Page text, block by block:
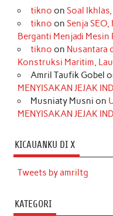
tikno on Soal
tikno on Senja
Berganti Menjadi Mesin
tikno on Nusantara
Konstruksi Maritim,
Amril Taufik Gobel
MENYISAKAN JEJAK
Musniaty Musni on
MENYISAKAN JEJAK
KICAUANKU DI X
Tweets by amriltg
KATEGORI